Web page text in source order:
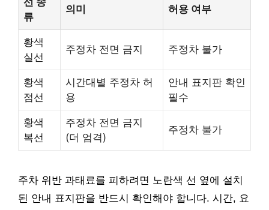
류
의미 허용 여부
황색
실선
주정차 전면 금지 주정차 불가
황색
점선
시간대별 주정차 허
용
안내 표지판 확인
필수
황색
복선
주정차 전면 금지
(더 엄격)
주정차 불가
주차 위반 과태료를 피하려면 노란색 선 옆에 설치
된 안내 표지판을 반드시 확인해야 합니다. 시간, 요